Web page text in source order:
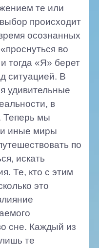
те или
происходит
осознанных
во
тогда «Я» берет
ситуацией. В
удивительные
в
Теперь мы
иные миры
по
искать
Те, кто с этим
это
сне. Каждый из
те